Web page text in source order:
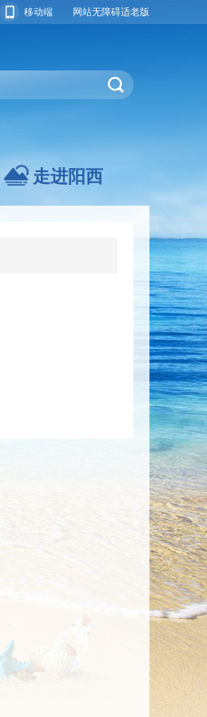
移动端 网站无障碍适老版
走进阳西